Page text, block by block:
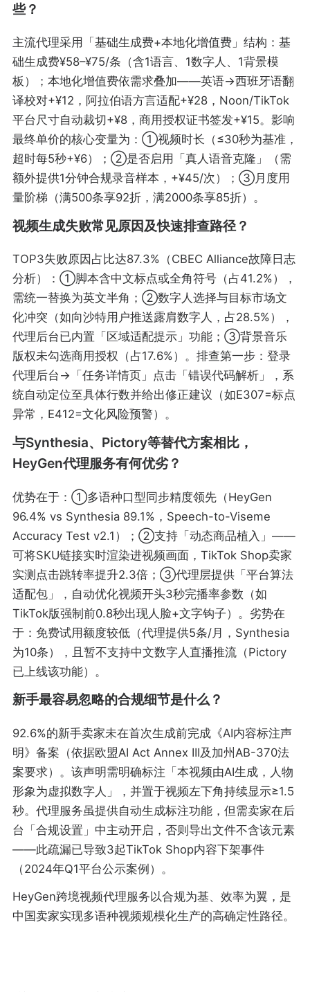
些？
主流代理采用「基础生成费+本地化增值费」结构：基
础生成费¥58–¥75/条（含1语言、1数字人、1背景模
板）；本地化增值费依需求叠加——英语→西班牙语翻
译校对+¥12，阿拉伯语方言适配+¥28，Noon/TikTok
平台尺寸自动裁切+¥8，商用授权证书签发+¥15。影响
最终单价的核心变量为：①视频时长（≤30秒为基准，
超时每5秒+¥6）；②是否启用「真人语音克隆」（需
额外提供1分钟合规录音样本，+¥45/次）；③月度用
量阶梯（满500条享92折，满2000条享85折）。
视频生成失败常见原因及快速排查路径？
TOP3失败原因占比达87.3%（CBEC Alliance故障日志
分析）：①脚本含中文标点或全角符号（占41.2%），
需统一替换为英文半角；②数字人选择与目标市场文
化冲突（如向沙特用户推送露肩数字人，占28.5%），
代理后台已内置「区域适配提示」功能；③背景音乐
版权未勾选商用授权（占17.6%）。排查第一步：登录
代理后台→「任务详情页」点击「错误代码解析」，系
统自动定位至具体行数并给出修正建议（如E307=标点
异常，E412=文化风险预警）。
与Synthesia、Pictory等替代方案相比，
HeyGen代理服务有何优劣？
优势在于：①多语种口型同步精度领先（HeyGen
96.4% vs Synthesia 89.1%，Speech-to-Viseme
Accuracy Test v2.1）；②支持「动态商品植入」——
可将SKU链接实时渲染进视频画面，TikTok Shop卖家
实测点击跳转率提升2.3倍；③代理层提供「平台算法
适配包」，自动优化视频开头3秒完播率参数（如
TikTok版强制前0.8秒出现人脸+文字钩子）。劣势在
于：免费试用额度较低（代理提供5条/月，Synthesia
为10条），且暂不支持中文数字人直播推流（Pictory
已上线该功能）。
新手最容易忽略的合规细节是什么？
92.6%的新手卖家未在首次生成前完成《AI内容标注声
明》备案（依据欧盟AI Act Annex III及加州AB-370法
案要求）。该声明需明确标注「本视频由AI生成，人物
形象为虚拟数字人」，并置于视频左下角持续显示≥1.5
秒。代理服务虽提供自动生成标注功能，但需卖家在后
台「合规设置」中主动开启，否则导出文件不含该元素
——此疏漏已导致3起TikTok Shop内容下架事件
（2024年Q1平台公示案例）。
HeyGen跨境视频代理服务以合规为基、效率为翼，是
中国卖家实现多语种视频规模化生产的高确定性路径。